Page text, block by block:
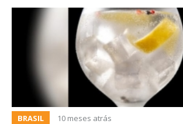
BRASIL 10 meses atrás